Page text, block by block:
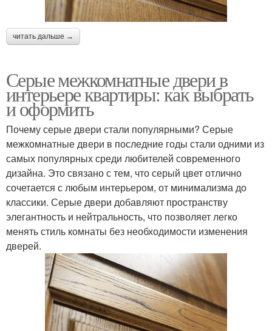
читать дальше →
Серые межкомнатные двери в
интерьере квартиры: как выбрать
и оформить
Почему серые двери стали популярными? Серые
межкомнатные двери в последние годы стали одними из
самых популярных среди любителей современного
дизайна. Это связано с тем, что серый цвет отлично
сочетается с любым интерьером, от минимализма до
классики. Серые двери добавляют пространству
элегантность и нейтральность, что позволяет легко
менять стиль комнаты без необходимости изменения
дверей.